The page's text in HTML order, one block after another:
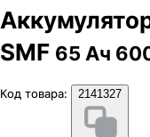
SMF 65 Ач
Код товара: 2141327